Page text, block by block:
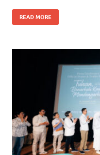
READ MORE